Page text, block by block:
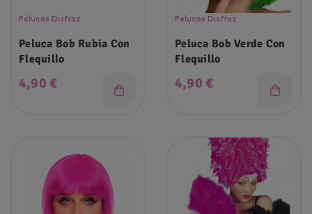
Pelucas Disfraz
Peluca Bob Rubia Con
Flequillo
Precio
4,90 €
Pelucas Disfraz
Peluca Bob Verde Con
Flequillo
Precio
4,90 €